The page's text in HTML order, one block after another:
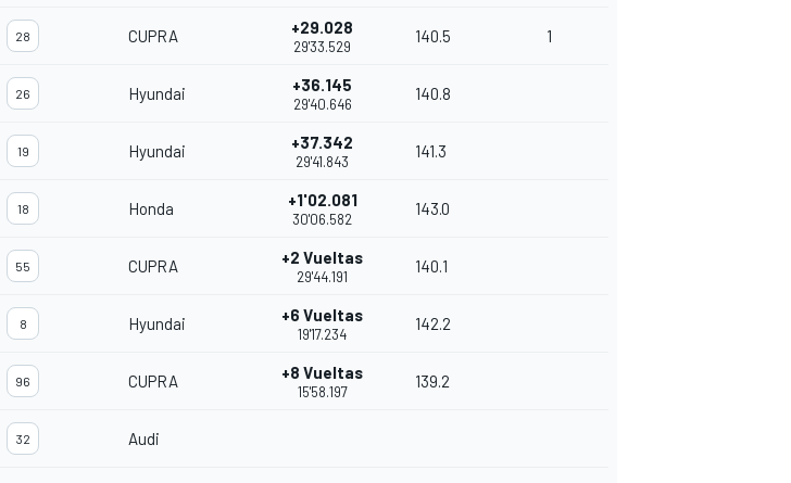
28 CUPRA +29.028
29'33.529
140.5 1
26 Hyundai +36.145
29'40.646
140.8
19 Hyundai +37.342
29'41.843
141.3
18 Honda +1'02.081
30'06.582
143.0
55 CUPRA +2 Vueltas
29'44.191
140.1
8 Hyundai +6 Vueltas
19'17.234
142.2
96 CUPRA +8 Vueltas
15'58.197
139.2
32 Audi